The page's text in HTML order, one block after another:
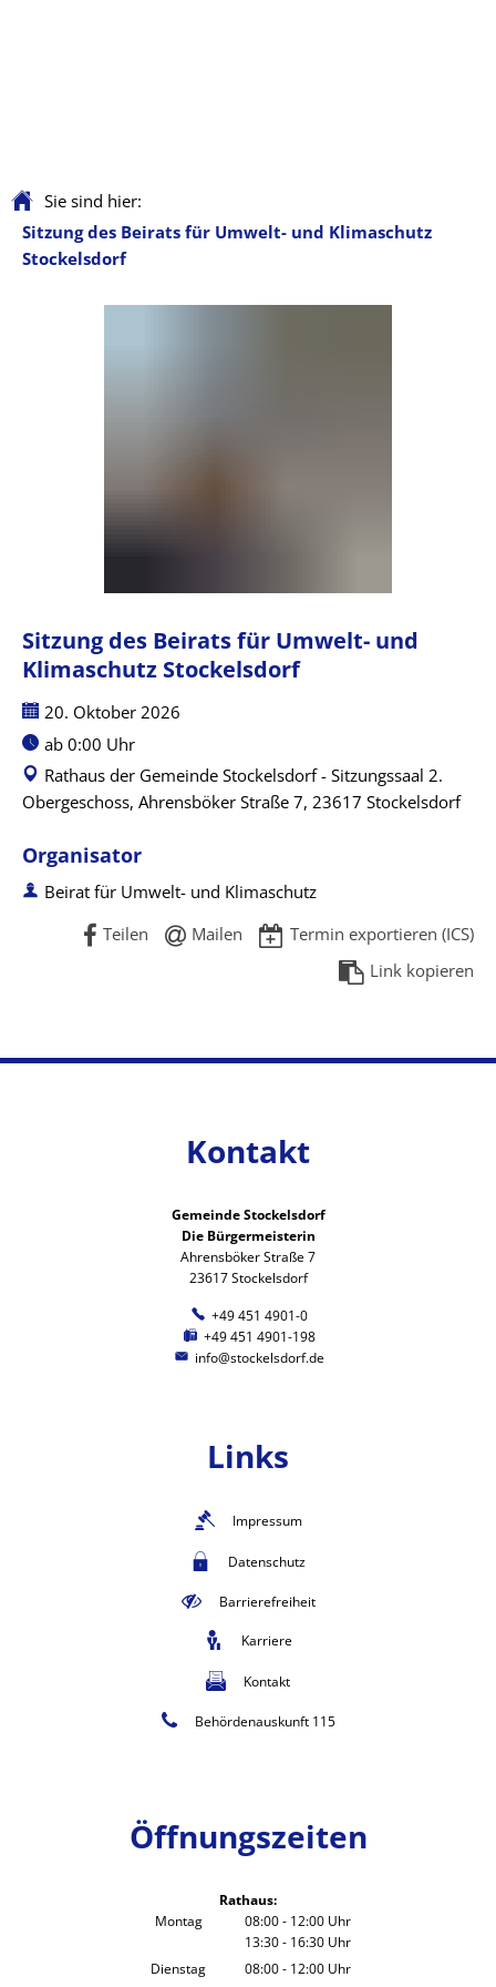
Sie sind hier:
Sitzung des Beirats für Umwelt- und Klimaschutz
Stockelsdorf
Beirats
Umwelt-
und
Klimaschutz
Stockelsdorf
Sitzung des Beirats für Umwelt- und
Klimaschutz Stockelsdorf
Datum:
20. Oktober 2026
Uhrzeit:
ab 0:00 Uhr
Rathaus der Gemeinde Stockelsdorf - Sitzungssaal 2.
Obergeschoss, Ahrensböker Straße 7, 23617 Stockelsdorf
Organisator
Beirat für Umwelt- und Klimaschutz
Teilen
Mailen
Termin exportieren (ICS)
Link kopieren
Kontakt
Gemeinde Stockelsdorf
Die Bürgermeisterin
Ahrensböker Straße 7
23617 Stockelsdorf
+49 451 4901-0
+49 451 4901-198
info@stockelsdorf.de
Links
Impressum
Datenschutz
Barrierefreiheit
Karriere
Kontakt
Behördenauskunft 115
Öffnungszeiten
Rathaus:
Montag
08:00- 12:00 Uhr
Von 08:00 bis 12:00 Uhr
13:30- 16:30 Uhr
Von 13:30 bis 16:30 Uhr
Dienstag 08:00- 12:00 Uhr